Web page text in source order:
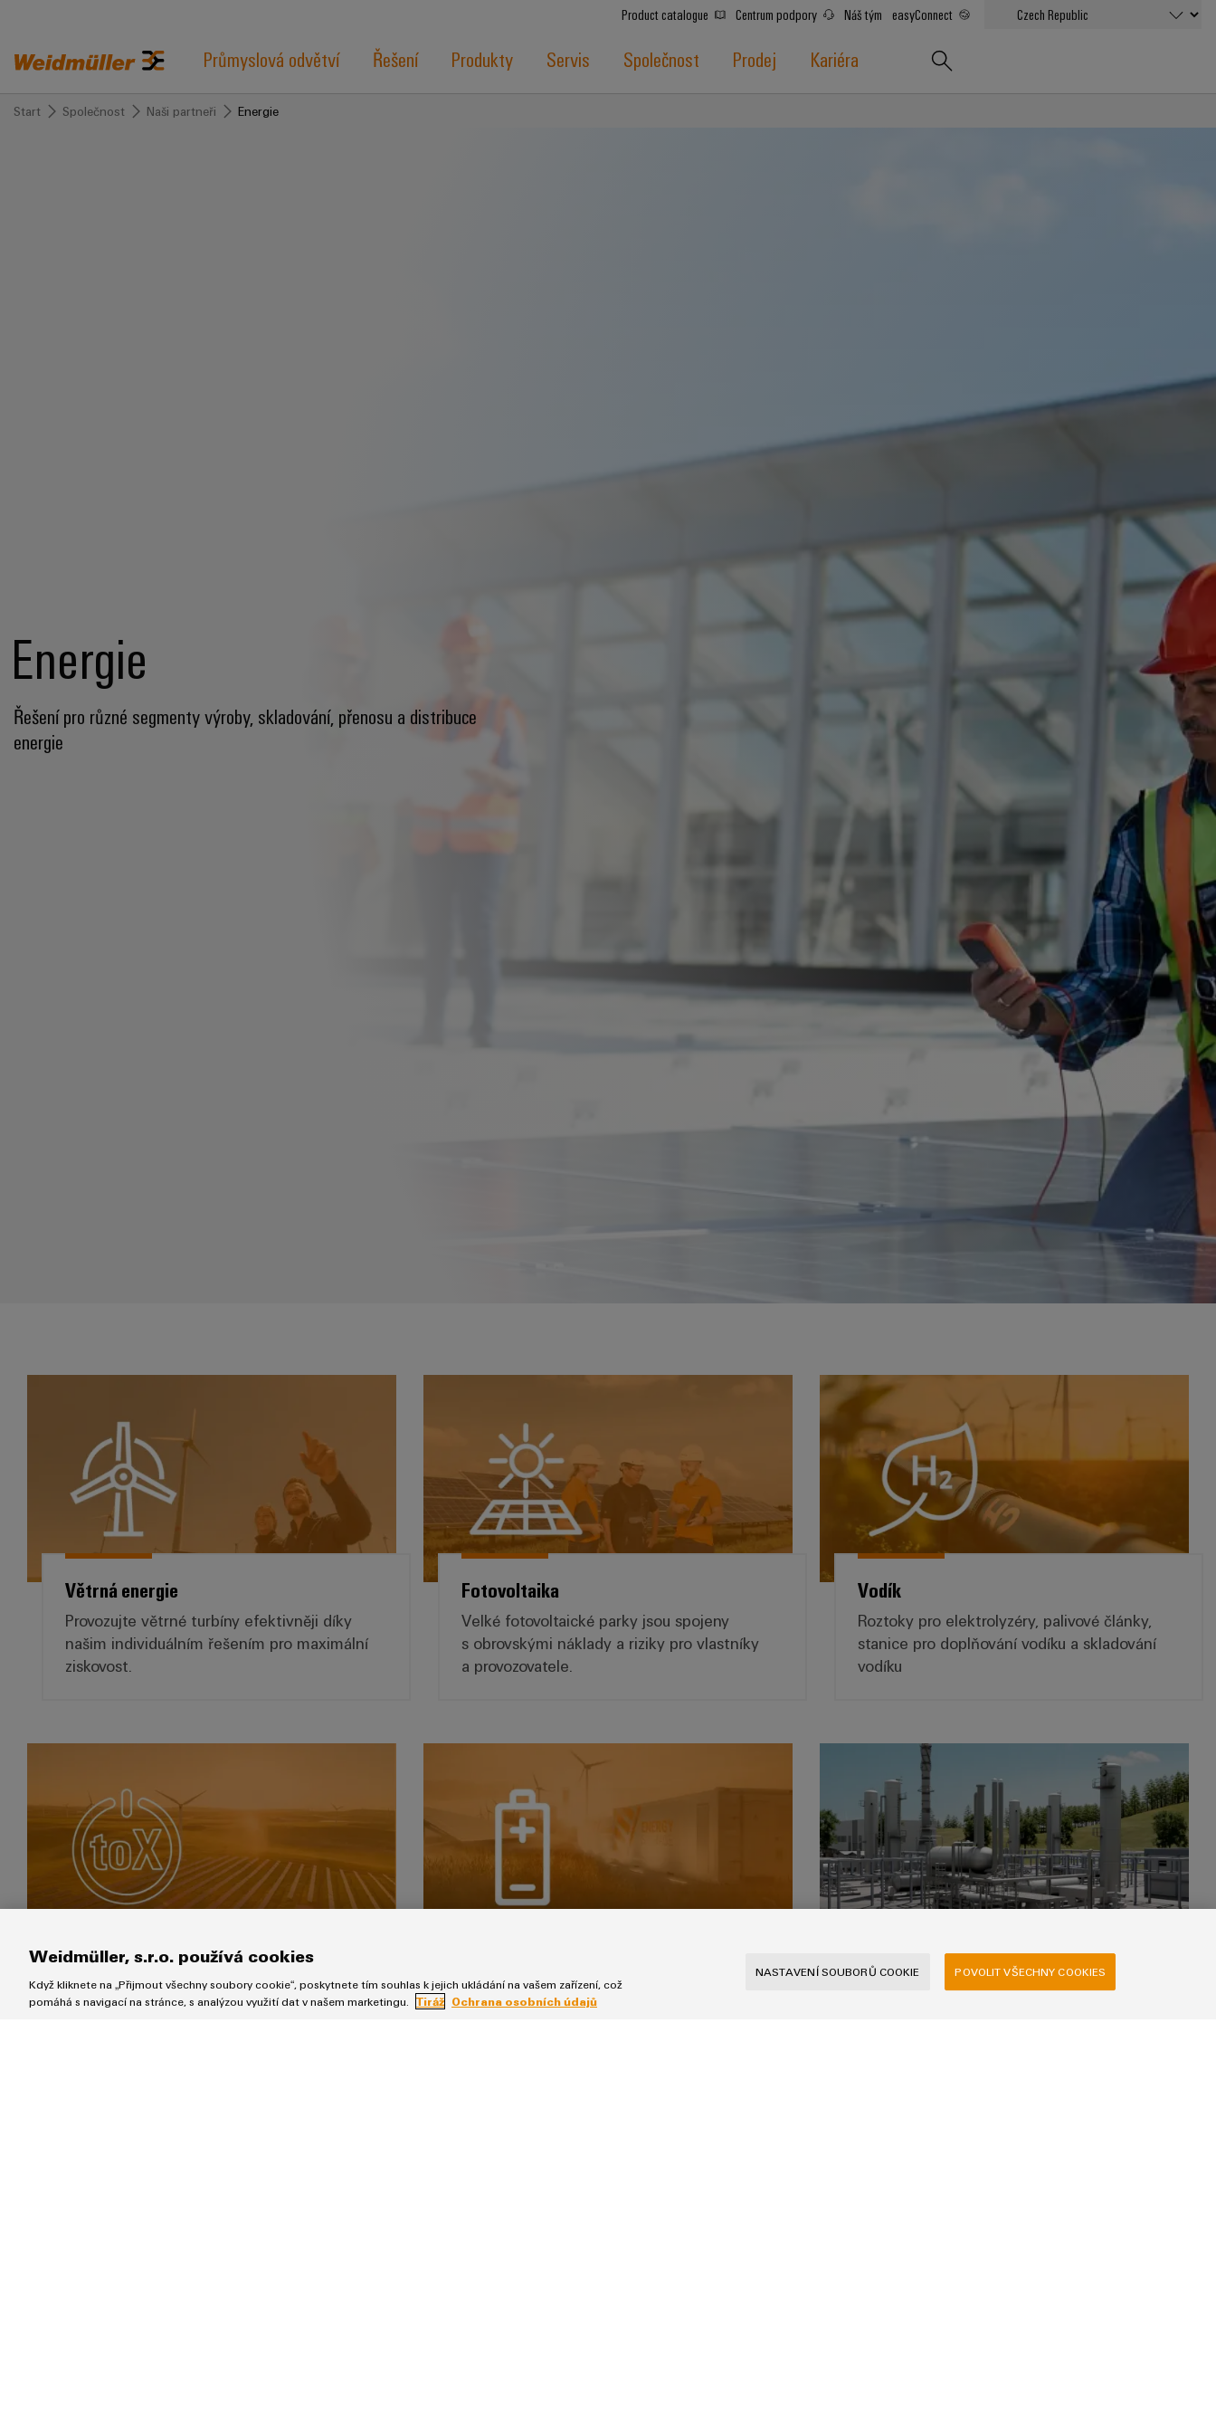
Product catalogue Centrum podpory Náš tým easyConnect
Průmyslová odvětví Řešení Produkty Servis Společnost Prodej Kariéra
Start Společnost Naši partneři Energie
Energie
Řešení pro různé segmenty výroby, skladování, přenosu a distribuce
energie
Větrná energie
Provozujte větrné turbíny efektivněji díky
našim individuálním řešením pro maximální
ziskovost.
Fotovoltaika
Velké fotovoltaické parky jsou spojeny
s obrovskými náklady a riziky pro vlastníky
a provozovatele.
Vodík
Roztoky pro elektrolyzéry, palivové články,
stanice pro doplňování vodíku a skladování
vodíku
Power-to-X
Společnost Weidmüller se hlásí k
průkopnickému duchu a nabízí inovativní
Přidaná hodnota pro skladování obnovitelné
energie
Tradiční energetika
Tradiční energetika
Tradiční výroba energie bude i nadále
Weidmüller, s.r.o. používá cookies
Když kliknete na „Přijmout všechny soubory cookie“, poskytnete tím souhlas k jejich ukládání na vašem zařízení, což
pomáhá s navigací na stránce, s analýzou využití dat v našem marketingu.
Tiráž Ochrana osobních údajů
NASTAVENÍ SOUBORŮ COOKIE POVOLIT VŠECHNY COOKIES